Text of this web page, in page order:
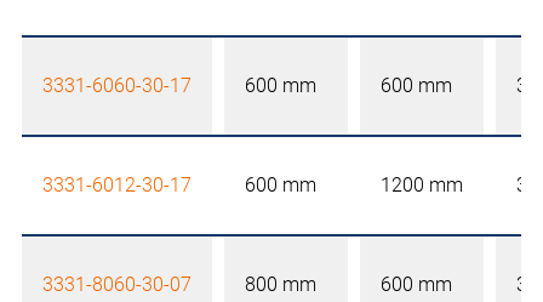
3331-6060-30-17 600 mm 600 mm
3331-6012-30-17 600 mm 1200 mm
3331-8060-30-07 800 mm 600 mm